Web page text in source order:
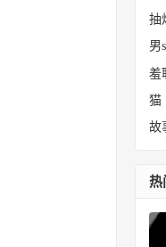
抽
男s
羞
猫
故
热